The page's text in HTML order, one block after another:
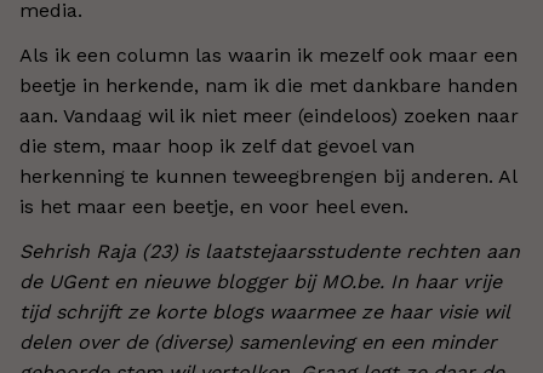
media.
Als ik een column las waarin ik mezelf ook maar een
beetje in herkende, nam ik die met dankbare handen
aan. Vandaag wil ik niet meer (eindeloos) zoeken naar
die stem, maar hoop ik zelf dat gevoel van
herkenning te kunnen teweegbrengen bij anderen. Al
is het maar een beetje, en voor heel even.
Sehrish Raja (23) is laatstejaarsstudente rechten aan
de UGent en nieuwe blogger bij MO.be. In haar vrije
tijd schrijft ze korte blogs waarmee ze haar visie wil
delen over de (diverse) samenleving en een minder